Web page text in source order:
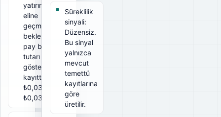
yatırımcının
eline
geçmesi
beklenen
pay başına
tutarı
gösterir. Bu
kayıtta brüt
₺0,03, net
₺0,03.
Süreklilik
sinyali:
Düzensiz.
Bu sinyal
yalnızca
mevcut
temettü
kayıtlarına
göre
üretilir.